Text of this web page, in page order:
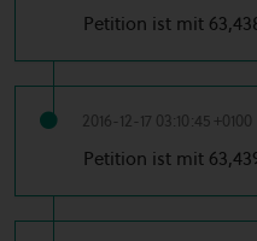
Petition ist mit
2016-12-17 03:10:45 +0100
Petition ist mit